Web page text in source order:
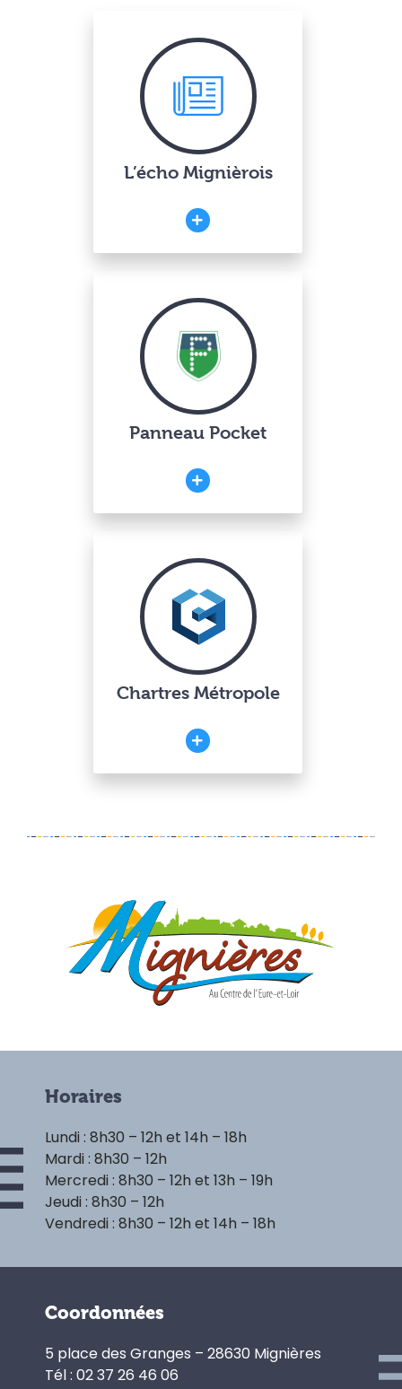
L’écho Mignièrois
Panneau Pocket
Chartres Métropole
Horaires
Lundi : 8h30 – 12h et 14h – 18h
Mardi : 8h30 – 12h
Mercredi : 8h30 – 12h et 13h – 19h
Jeudi : 8h30 – 12h
Vendredi : 8h30 – 12h et 14h – 18h
Coordonnées
5 place des Granges – 28630 Mignières
Tél : 02 37 26 46 06